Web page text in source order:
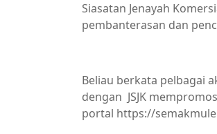
Siasatan Jenayah
pembanterasan dan
Beliau berkata pelbagai
dengan JSJK
portal https://